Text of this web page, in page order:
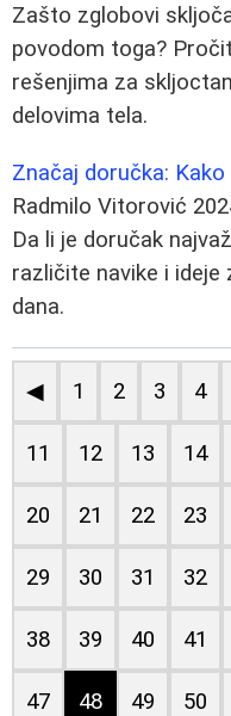
Zašto zglobovi
povodom toga?
rešenjima za
delovima tela.
Značaj doručka:
Radmilo Vitorović
Da li je doručak
različite navike i
dana.
◀ 1 2 3 4
11 12 13 14
20 21 22 23
29 30 31 32
38 39 40 41
47 48 49 50